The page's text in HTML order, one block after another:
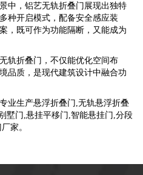
中，铝艺无轨折叠门展现出独特
种开启模式，配备安全感应装
，既可作为功能隔断，又能成为
轨折叠门，不仅能优化空间布
品质，是现代建筑设计中融合功
业生产悬浮折叠门,无轨悬浮折叠
墅门,悬挂平移门,智能悬挂门,分段
家。